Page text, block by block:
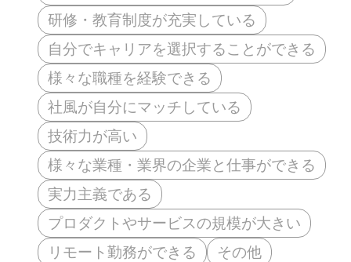
研修・教育制度が充実している
自分でキャリアを選択することができる
様々な職種を経験できる
社風が自分にマッチしている
技術力が高い
様々な業種・業界の企業と仕事ができる
実力主義である
プロダクトやサービスの規模が大きい
リモート勤務ができる
その他